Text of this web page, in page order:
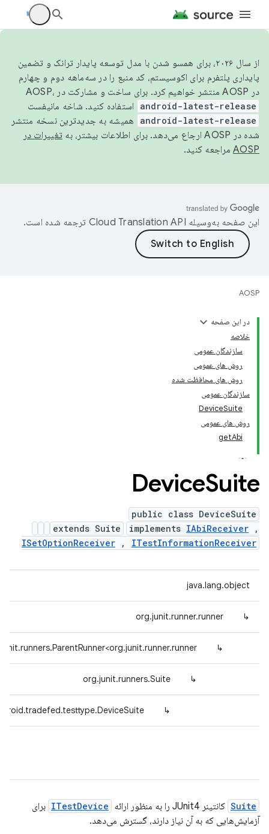
از سال ۲۰۲۶، برای همسو شدن با مدل توسعه پایدار ترانک و تضمین
پایداری پلتفرم برای اکوسیستم، کد منبع را در سه‌ماهه دوم و چهارم
در AOSP منتشر خواهیم کرد. برای ساخت و مشارکت در AOSP،
android-latest-release استفاده کنید. شاخه مانیفست
android-latest-release
همیشه به جدیدترین نسخه منتشر
شده در AOSP ارجاع می‌دهد. برای اطلاعات بیشتر، به
تغییرات در
AOSP مراجعه کنید.
این صفحه به‌وسیله ترجمه شده است.
AOSP
در این صفحه
خلاصه
سازندگان عمومی
روش های عمومی
روش های محافظت شده
سازندگان عمومی
DeviceSuite
روش های عمومی
getAbi
DeviceSuite
public class DeviceSuite
extends Suite
implements IAbiReceiver ,
ISetOptionReceiver , ITestInformationReceiver
java.lang.object
↳
org.junit.runner.runner
↳
↳
org.junit.runners.Suite
↳
Suite کانتینر JUnit4 را به منظور ارائه ITestDevice برای
آزمایش‌هایی که به آن نیاز دارند، گسترش می‌دهد.